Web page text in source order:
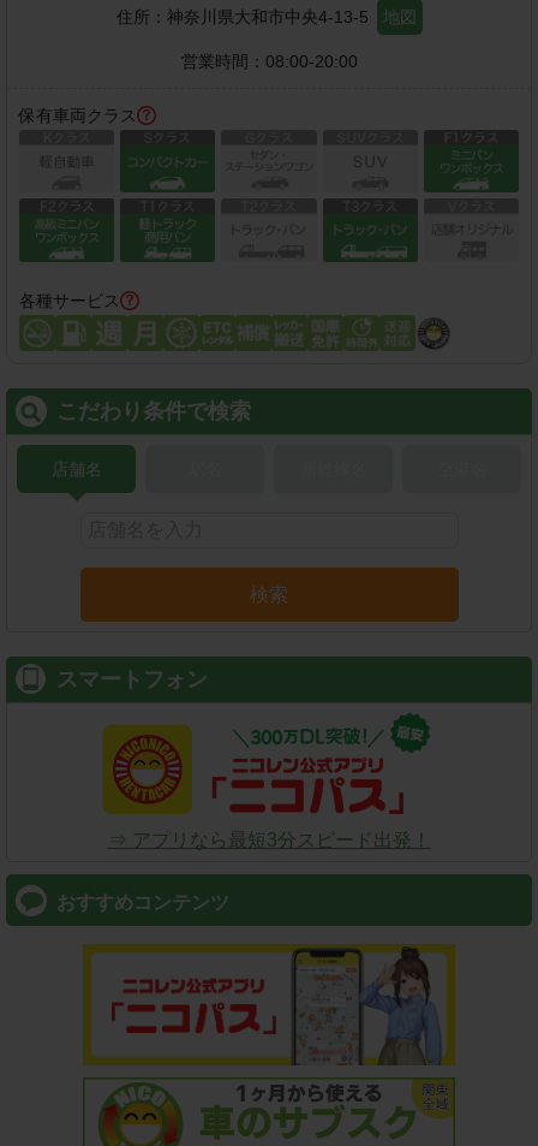
住所： 神奈川県大和市中央4-13-5 地図
営業時間： 08:00-20:00
保有車両クラス
各種サービス
こだわり条件で検索
店舗名
検索
スマートフォン
⇒ アプリなら最短3分スピード出発！
おすすめコンテンツ